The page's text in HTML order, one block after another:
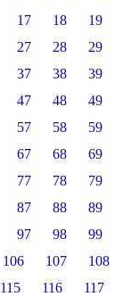
17 18 19
27 28 29
37 38 39
47 48 49
57 58 59
67 68 69
77 78 79
87 88 89
97 98 99
106 107 108
115 116 117